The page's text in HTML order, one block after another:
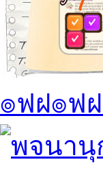
๏ฟฝ๏ฟ